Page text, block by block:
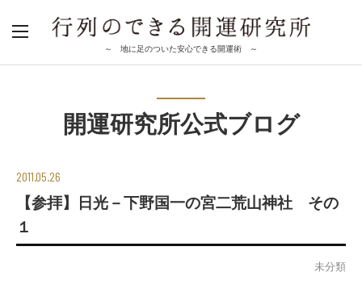
～ 地に足のついた安心できる開運術 ～
開運研究所公式ブログ
2011.05.26
【参拝】日光－下野国一の宮二荒山神社 その
１
未分類